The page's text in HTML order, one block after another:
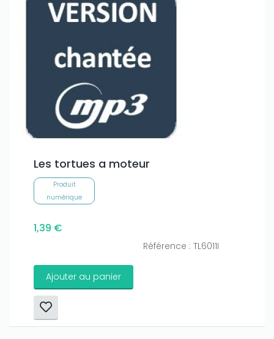
Les tortues a moteur
Produit
numérique
1,39 €
Référence : TL6011I
Ajouter au panier